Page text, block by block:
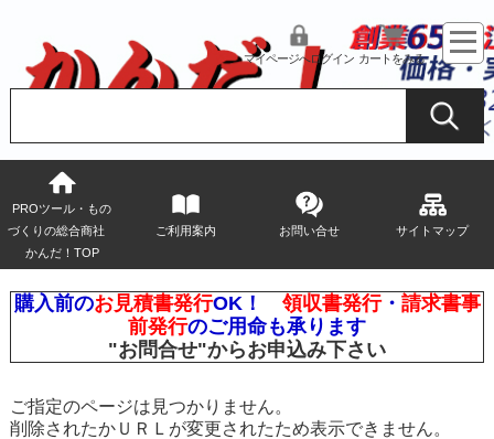
マイページへログイン カートをみる
PROツール・もの
づくりの総合商社
かんだ！TOP
ご利用案内 お問い合せ サイトマップ
購入前のお見積書発行OK！ 領収書発行・ 請求書事
前発行のご用命も承ります
"お問合せ"からお申込み下さい
ご指定のページは見つかりません。
削除されたかＵＲＬが変更されたため表示できません。